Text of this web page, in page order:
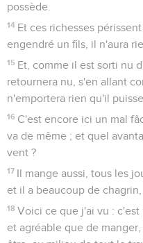
possède.
14 Et ces richesses
engendré un fils, il n'aura
15 Et, comme il est sorti nu
retournera nu, s'en allant
n'emportera rien qu'il
16 C'est encore ici un mal
va de même ; et quel
vent ?
17 Il mange aussi, tous les
et il a beaucoup de
18 Voici ce que j'ai vu :
et agréable que de